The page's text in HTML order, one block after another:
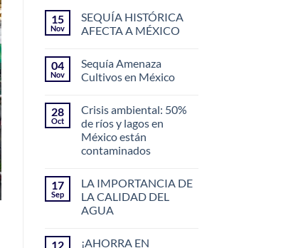
15
Nov
SEQUÍA HISTÓRICA
AFECTA A MÉXICO
04
Nov
Sequía Amenaza
Cultivos en México
28
Oct
Crisis ambiental: 50%
de ríos y lagos en
México están
contaminados
17
Sep
LA IMPORTANCIA DE
LA CALIDAD DEL
AGUA
12
¡AHORRA EN